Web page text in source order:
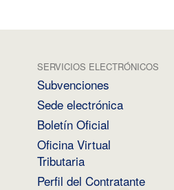
SERVICIOS ELECTRÓNICOS
Subvenciones
Sede electrónica
Boletín Oficial
Oficina Virtual
Tributaria
Perfil del Contratante